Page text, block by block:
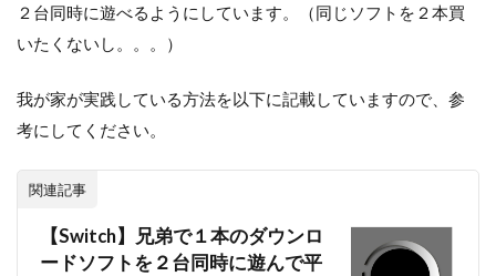
２台同時に遊べるようにしています。（同じソフトを２本買
いたくないし。。。）
我が家が実践している方法を以下に記載していますので、参
考にしてください。
関連記事
【Switch】兄弟で１本のダウンロ
ードソフトを２台同時に遊んで平